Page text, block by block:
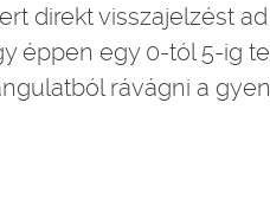
direkt visszajelzést
éppen egy 0-tól 5-ig
rávágni a